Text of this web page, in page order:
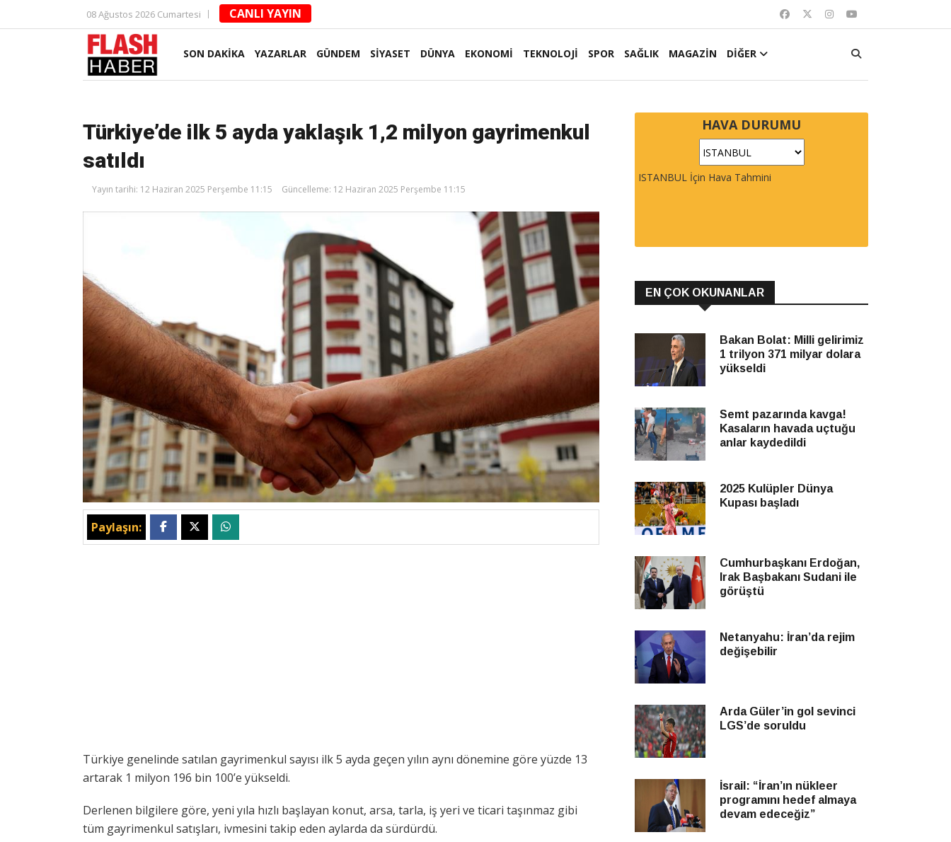
08 Ağustos 2026 Cumartesi CANLI YAYIN
SON DAKİKA YAZARLAR GÜNDEM SİYASET DÜNYA EKONOMİ TEKNOLOJİ SPOR SAĞLIK MAGAZİN DİĞER
Türkiye’de ilk 5 ayda yaklaşık 1,2 milyon gayrimenkul
satıldı
Yayın tarihi: 12 Haziran 2025 Perşembe 11:15 Güncelleme: 12 Haziran 2025 Perşembe 11:15
Paylaşın:
Türkiye genelinde satılan gayrimenkul sayısı ilk 5 ayda geçen yılın aynı dönemine göre yüzde 13
artarak 1 milyon 196 bin 100’e yükseldi.
Derlenen bilgilere göre, yeni yıla hızlı başlayan konut, arsa, tarla, iş yeri ve ticari taşınmaz gibi
tüm gayrimenkul satışları, ivmesini takip eden aylarda da sürdürdü.
HAVA DURUMU
ISTANBUL İçin Hava Tahmini
EN ÇOK OKUNANLAR
Bakan Bolat: Milli gelirimiz
1 trilyon 371 milyar dolara
yükseldi
Semt pazarında kavga!
Kasaların havada uçtuğu
anlar kaydedildi
2025 Kulüpler Dünya
Kupası başladı
Cumhurbaşkanı Erdoğan,
Irak Başbakanı Sudani ile
görüştü
Netanyahu: İran’da rejim
değişebilir
Arda Güler’in gol sevinci
LGS’de soruldu
İsrail: “İran’ın nükleer
programını hedef almaya
devam edeceğiz”